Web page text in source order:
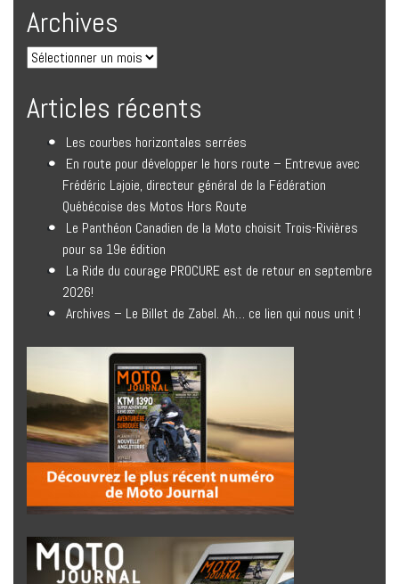
Archives
Articles récents
Les courbes horizontales serrées
En route pour développer le hors route – Entrevue avec
Frédéric Lajoie, directeur général de la Fédération
Québécoise des Motos Hors Route
Le Panthéon Canadien de la Moto choisit Trois-Rivières
pour sa 19e édition
La Ride du courage PROCURE est de retour en septembre
2026!
Archives – Le Billet de Zabel. Ah… ce lien qui nous unit !